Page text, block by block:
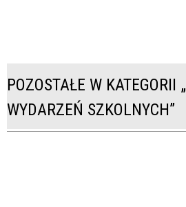
POZOSTAŁE W KATEGORII
WYDARZEŃ SZKOLNYCH”